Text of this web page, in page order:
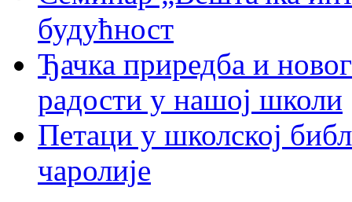
будућност
Ђачка приредба и
радости у нашој школи
Петаци у школској
чаролије